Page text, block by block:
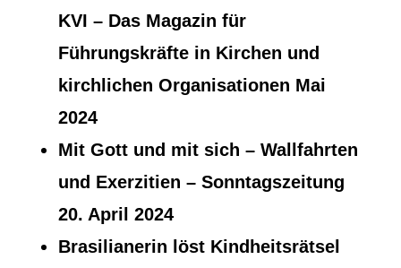
KVI – Das Magazin für
Führungskräfte in Kirchen und
kirchlichen Organisationen Mai
2024
Mit Gott und mit sich – Wallfahrten
und Exerzitien – Sonntagszeitung
20. April 2024
Brasilianerin löst Kindheitsrätsel